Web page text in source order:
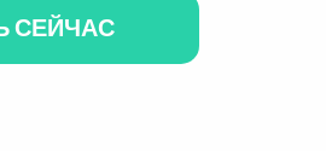
СЕЙЧАС